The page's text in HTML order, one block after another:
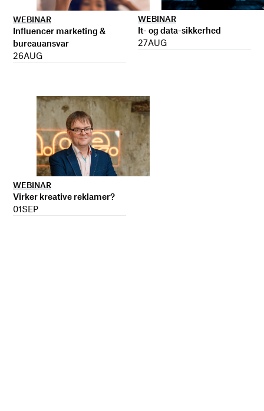
WEBINAR
Influencer marketing &
bureauansvar
26AUG
WEBINAR
It- og data-sikkerhed
27AUG
WEBINAR
Virker kreative reklamer?
01SEP